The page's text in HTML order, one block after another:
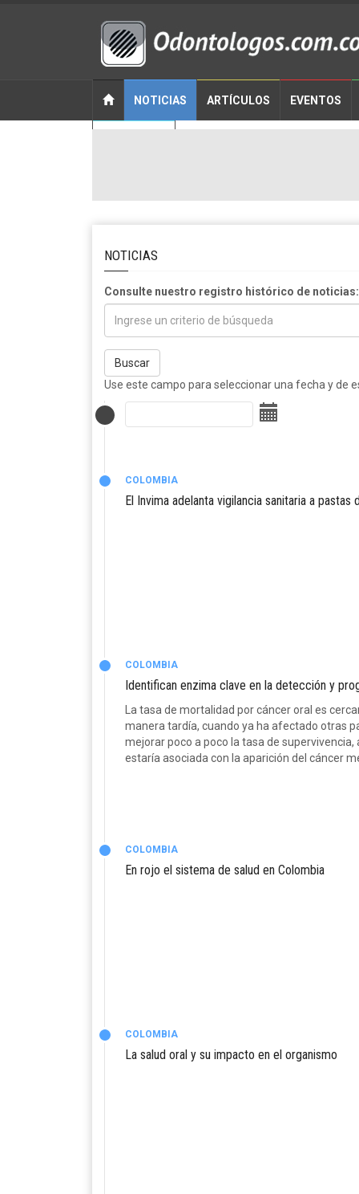
NOTICIAS ARTÍCULOS EVENTOS
NOTICIAS
Consulte nuestro registro histórico de noticias:
Buscar
Use este campo para seleccionar una fecha y de
COLOMBIA
El Invima adelanta vigilancia sanitaria a
COLOMBIA
Identifican enzima clave en la detección y
La tasa de mortalidad por cáncer oral es
manera tardía, cuando ya ha afectado otras
mejorar poco a poco la tasa de
estaría asociada con la aparición del cáncer
COLOMBIA
En rojo el sistema de salud en Colombia
COLOMBIA
La salud oral y su impacto en el organismo